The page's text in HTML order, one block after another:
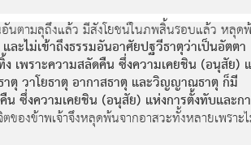
นตามลุถึงแล้ว มีสังโยชน์ในภพสิ้นรอบแล้ว หลุด
ะไม่เข้าถึงธรรมอันอาศัยปฐวีธาตุว่าเป็นอัตตา
เพราะความสลัดคืน ซึ่งความเคยชิน (อนุสัย)
ตุ วาโยธาตุ อากาสธาตุ และวิญญาณธาตุ ก็มี
ซึ่งความเคยชิน (อนุสัย) แห่งการตั้งทับและก
ของข้าพเจ้าจึงหลุดพ้นจากอาสวะทั้งหลายเพราะ